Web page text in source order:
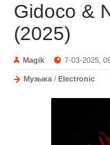
Gidoco &
(2025)
Magik 7-03-2025,
Музыка / Electronic